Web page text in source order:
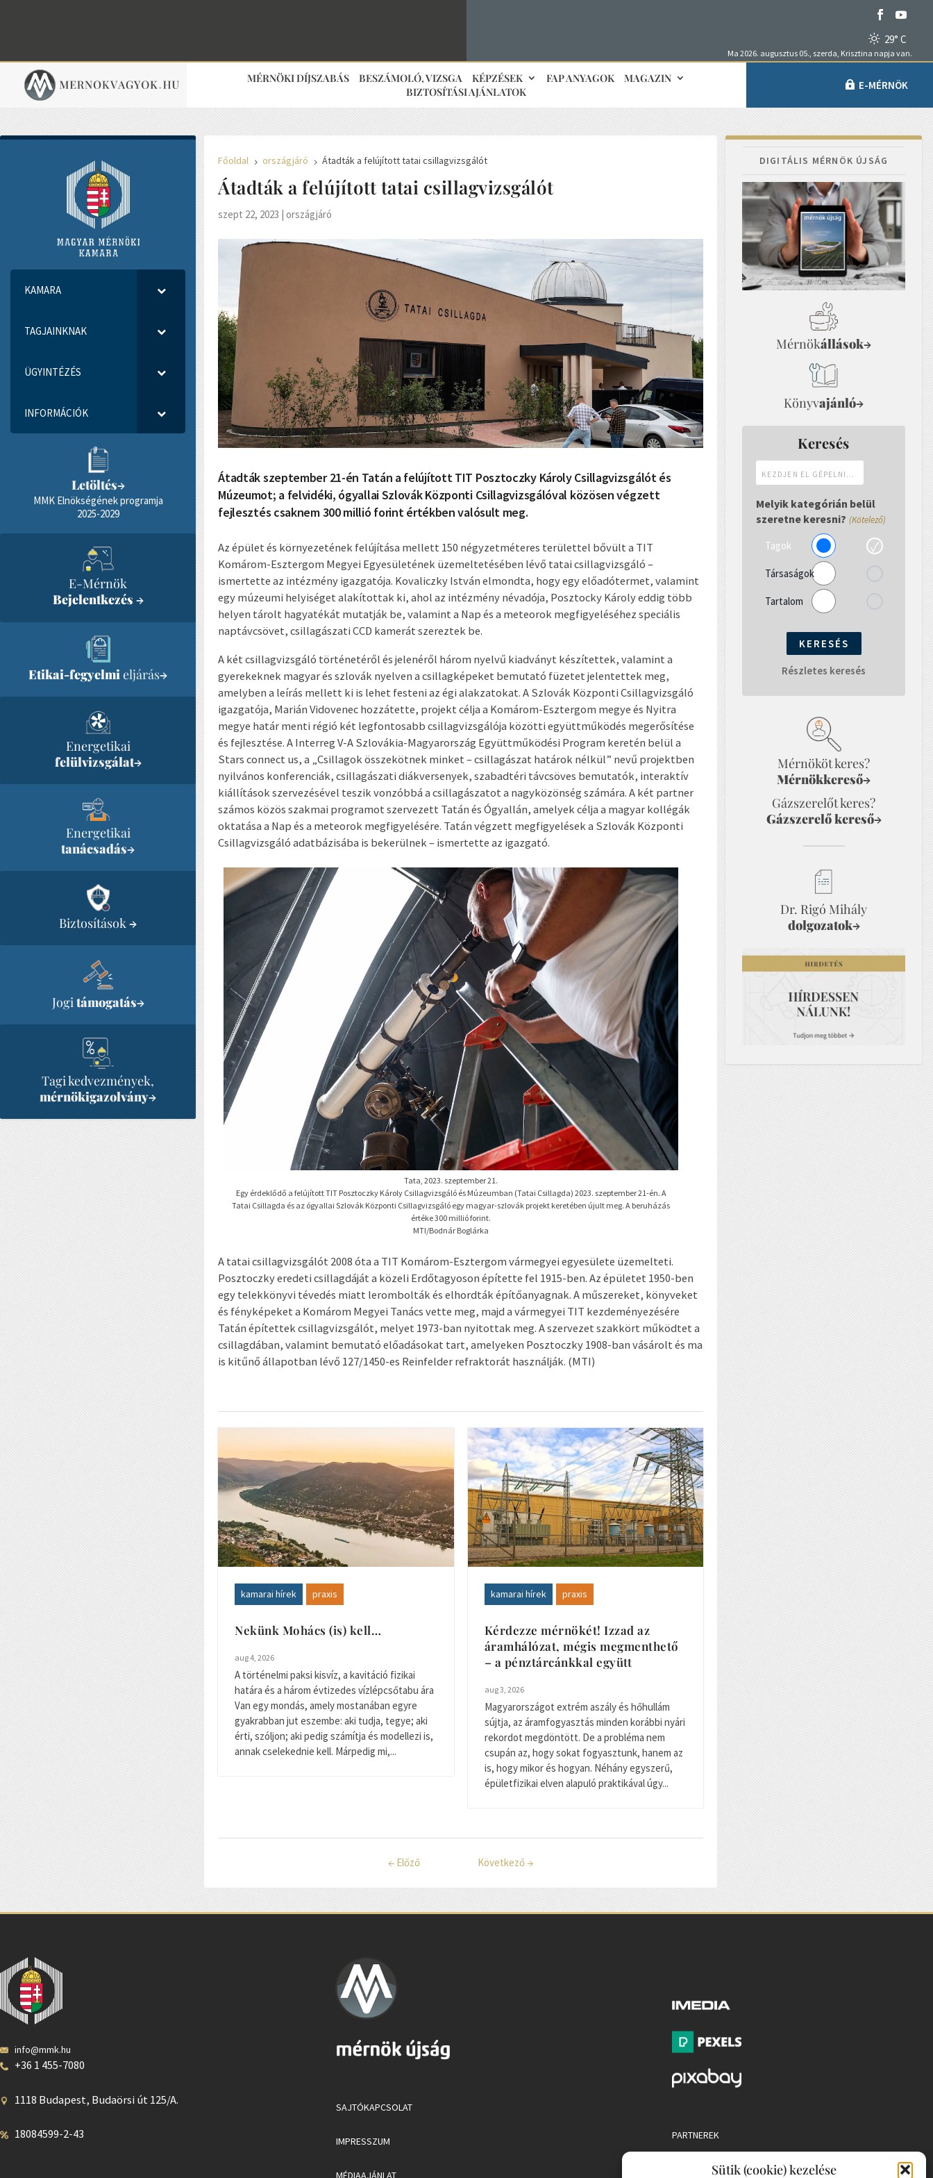
Sütik (cookie) kezelése
29° C
Ma 2026. augusztus 05., szerda, Krisztina napja van.
MÉRNÖKI DÍJSZABÁS BESZÁMOLÓ, VIZSGA KÉPZÉSEK FAP ANYAGOK
MAGAZIN
BIZTOSÍTÁSI AJÁNLATOK
E-MÉRNÖK
KAMARA
TAGJAINKNAK
ÜGYINTÉZÉS
INFORMÁCIÓK
Letöltés→
MMK Elnökségének programja
2025-2029
E-Mérnök
Bejelentkezés →
Etikai-fegyelmieljárás→
Energetikai
felülvizsgálat→
Energetikai
tanácsadás→
Biztosítások→
Jogi támogatás→
Tagi kedvezmények,
mérnökigazolvány→
Főoldal 5 országjáró 5 Átadták a felújított tatai csillagvizsgálót
Átadták a felújított tatai csillagvizsgálót
szept 22, 2023 |országjáró
Átadták szeptember 21-én Tatán a felújított TIT Posztoczky Károly Csillagvizsgálót és
Múzeumot; a felvidéki, ógyallai Szlovák Központi Csillagvizsgálóval közösen végzett
fejlesztés csaknem 300 millió forint értékben valósult meg.
Az épület és környezetének felújítása mellett 150 négyzetméteres területtel bővült a TIT
Komárom-Esztergom Megyei Egyesületének üzemeltetésében lévő tatai csillagvizsgáló –
ismertette az intézmény igazgatója. Kovaliczky István elmondta, hogy egy előadótermet, valamint
egy múzeumi helyiséget alakítottak ki, ahol az intézmény névadója, Posztocky Károly eddig több
helyen tárolt hagyatékát mutatják be, valamint a Nap és a meteorok megfigyeléséhez speciális
naptávcsövet, csillagászati CCD kamerát szereztek be.
A két csillagvizsgáló történetéről és jelenéről három nyelvű kiadványt készítettek, valamint a
gyerekeknek magyar és szlovák nyelven a csillagképeket bemutató füzetet jelentettek meg,
amelyben a leírás mellett ki is lehet festeni az égi alakzatokat. A Szlovák Központi Csillagvizsgáló
igazgatója, Marián Vidovenec hozzátette, projekt célja a Komárom-Esztergom megye és Nyitra
megye határ menti régió két legfontosabb csillagvizsgálója közötti együttműködés megerősítése
és fejlesztése. A Interreg V-A Szlovákia-Magyarország Együttműködési Program keretén belül a
Stars connect us, a „Csillagok összekötnek minket – csillagászat határok nélkül” nevű projektben
nyilvános konferenciák, csillagászati diákversenyek, szabadtéri távcsöves bemutatók, interaktív
kiállítások szervezésével teszik vonzóbbá a csillagászatot a nagyközönség számára. A két partner
számos közös szakmai programot szervezett Tatán és Ógyallán, amelyek célja a magyar kollégák
oktatása a Nap és a meteorok megfigyelésére. Tatán végzett megfigyelések a Szlovák Központi
Csillagvizsgáló adatbázisába is bekerülnek – ismertette az igazgató.
Tata, 2023. szeptember 21.
Egy érdeklődő a felújított TIT Posztoczky Károly Csillagvizsgáló és Múzeumban (Tatai Csillagda) 2023. szeptember 21-én. A
Tatai Csillagda és az ógyallai Szlovák Központi Csillagvizsgáló egy magyar-szlovák projekt keretében újult meg. A beruházás
értéke 300 millió forint.
MTI/Bodnár Boglárka
A tatai csillagvizsgálót 2008 óta a TIT Komárom-Esztergom vármegyei egyesülete üzemelteti.
Posztoczky eredeti csillagdáját a közeli Erdőtagyoson építette fel 1915-ben. Az épületet 1950-ben
egy telekkönyvi tévedés miatt lerombolták és elhordták építőanyagnak. A műszereket, könyveket
és fényképeket a Komárom Megyei Tanács vette meg, majd a vármegyei TIT kezdeményezésére
Tatán építettek csillagvizsgálót, melyet 1973-ban nyitottak meg. A szervezet szakkört működtet a
csillagdában, valamint bemutató előadásokat tart, amelyeken Posztoczky 1908-ban vásárolt és ma
is kitűnő állapotban lévő 127/1450-es Reinfelder refraktorát használják. (MTI)
kamarai hírek praxis
Nekünk Mohács (is) kell…
aug 4, 2026
A történelmi paksi kisvíz, a kavitáció fizikai
határa és a három évtizedes vízlépcsőtabu ára
Van egy mondás, amely mostanában egyre
gyakrabban jut eszembe: aki tudja, tegye; aki
érti, szóljon; aki pedig számítja és modellezi is,
annak cselekednie kell. Márpedig mi,...
kamarai hírek praxis
Kérdezze mérnökét! Izzad az
áramhálózat, mégis megmenthető
– a pénztárcánkkal együtt
aug 3, 2026
Magyarországot extrém aszály és hőhullám
sújtja, az áramfogyasztás minden korábbi nyári
rekordot megdöntött. De a probléma nem
csupán az, hogy sokat fogyasztunk, hanem az
is, hogy mikor és hogyan. Néhány egyszerű,
épületfizikai elven alapuló praktikával úgy...
← Előző Következő→
DIGITÁLIS MÉRNÖK ÚJSÁG
Mérnökállások→
Könyvajánló→
Keresés
el
gépelni...
Melyik kategórián belül
szeretne keresni? (Kötelező)
Tagok
Társaságok
Tartalom
Részletes keresés
Mérnököt keres?
Mérnökkereső→
Gázszerelőt keres?
Gázszerelő kereső→
Dr. Rigó Mihály
dolgozatok→
info@mmk.hu
+36 1 455-7080
1118 Budapest, Budaörsi út 125/A.
18084599-2-43
SAJTÓKAPCSOLAT
IMPRESSZUM
MÉDIAAJÁNLAT
PARTNEREK
COOKIE SZABÁLYZAT